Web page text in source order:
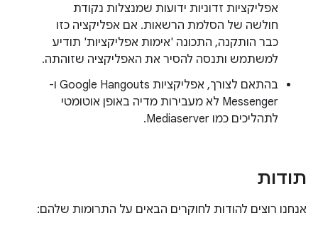
אפליקציות זדוניות ידועות שמנצלות נקודת
חולשה של הסלמת הרשאות. אם אפליקציה כזו
כבר הותקנה, התכונה 'אימות אפליקציות' תודיע
למשתמש ותנסה להסיר את האפליקציה שזוהתה.
בהתאם לצורך, אפליקציות Google Hangouts ו-
Messenger לא מעבירות מדיה באופן אוטומטי
לתהליכים כמו Mediaserver.
תודות
אנחנו רוצים להודות לחוקרים הבאים על התרומות שלהם: